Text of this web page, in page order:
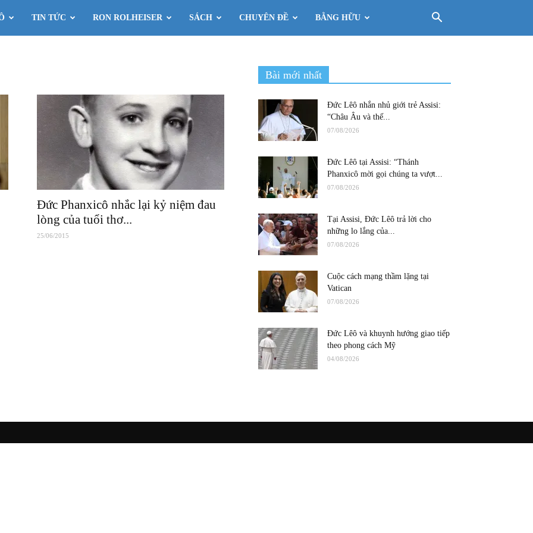
TIN TỨC RON ROLHEISER SÁCH CHUYÊN ĐỀ BẰNG HỮU
Đức Phanxicô nhắc lại kỷ niệm đau
lòng của tuổi thơ...
25/06/2015
Bài mới nhất
Đức Lêô nhắn nhủ giới trẻ Assisi:
“Châu Âu và thế...
07/08/2026
Đức Lêô tại Assisi: “Thánh
Phanxicô mời gọi chúng ta vượt...
07/08/2026
Tại Assisi, Đức Lêô trả lời cho
những lo lắng của...
07/08/2026
Cuộc cách mạng thầm lặng tại
Vatican
07/08/2026
Đức Lêô và khuynh hướng giao tiếp
theo phong cách Mỹ
04/08/2026